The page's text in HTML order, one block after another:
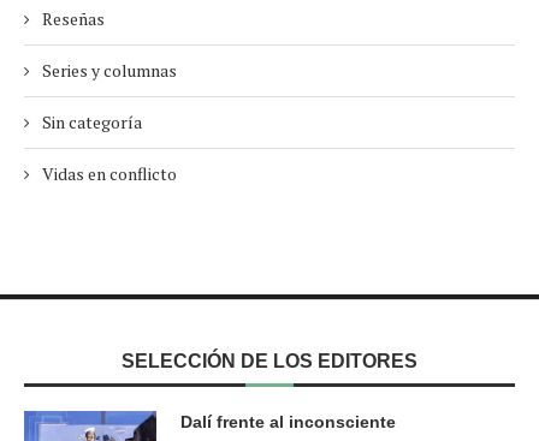
Reseñas
Series y columnas
Sin categoría
Vidas en conflicto
SELECCIÓN DE LOS EDITORES
Dalí frente al inconsciente